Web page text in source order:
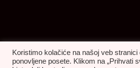
Koristimo kolačiće na našoj veb
ponovljene posete. Klikom na „Prihvati